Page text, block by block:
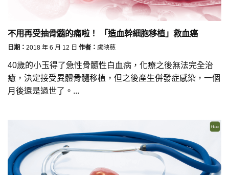
不用再受抽骨髓的痛啦！ 「造血幹細胞移植」救血癌
日期： 2018 年 6 月 12 日 作者： 盧映慈
40歲的小玉得了急性骨髓性白血病，化療之後無法完全治
癒，決定接受異體骨髓移植，但之後產生併發症感染，一個
月後還是過世了。...